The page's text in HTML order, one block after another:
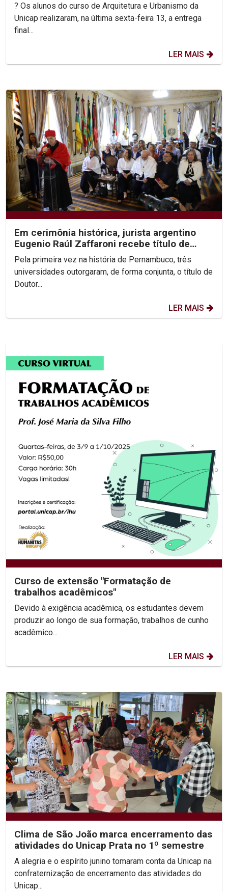
? Os alunos do curso de Arquitetura e Urbanismo da
Unicap realizaram, na última sexta-feira 13, a entrega
final...
LER MAIS
Em cerimônia histórica, jurista argentino
Eugenio Raúl Zaffaroni recebe título de
Doutor Honoris...
Pela primeira vez na história de Pernambuco, três
universidades outorgaram, de forma conjunta, o título de
Doutor...
LER MAIS
Curso de extensão "Formatação de
trabalhos acadêmicos"
Devido à exigência acadêmica, os estudantes devem
produzir ao longo de sua formação, trabalhos de cunho
acadêmico...
LER MAIS
Clima de São João marca encerramento das
atividades do Unicap Prata no 1º semestre
A alegria e o espírito junino tomaram conta da Unicap na
confraternização de encerramento das atividades do
Unicap...